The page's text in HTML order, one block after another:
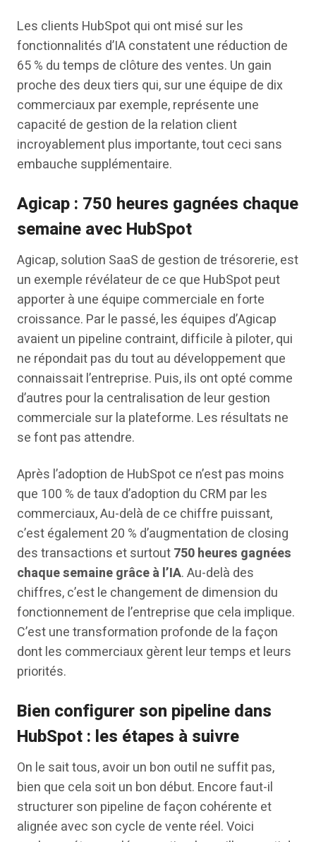
Les clients HubSpot qui ont misé sur les
fonctionnalités d’IA constatent une réduction de
65 % du temps de clôture des ventes. Un gain
proche des deux tiers qui, sur une équipe de dix
commerciaux par exemple, représente une
capacité de gestion de la relation client
incroyablement plus importante, tout ceci sans
embauche supplémentaire.
Agicap : 750 heures gagnées chaque
semaine avec HubSpot
Agicap, solution SaaS de gestion de trésorerie, est
un exemple révélateur de ce que HubSpot peut
apporter à une équipe commerciale en forte
croissance. Par le passé, les équipes d’Agicap
avaient un pipeline contraint, difficile à piloter, qui
ne répondait pas du tout au développement que
connaissait l’entreprise. Puis, ils ont opté comme
d’autres pour la centralisation de leur gestion
commerciale sur la plateforme. Les résultats ne
se font pas attendre.
Après l’adoption de HubSpot ce n’est pas moins
que 100 % de taux d’adoption du CRM par les
commerciaux, Au-delà de ce chiffre puissant,
c’est également 20 % d’augmentation de closing
des transactions et surtout750 heures gagnées
chaque semaine grâce à l’IA. Au-delà des
chiffres, c’est le changement de dimension du
fonctionnement de l’entreprise que cela implique.
C’est une transformation profonde de la façon
dont les commerciaux gèrent leur temps et leurs
priorités.
Bien configurer son pipeline dans
HubSpot : les étapes à suivre
On le sait tous, avoir un bon outil ne suffit pas,
bien que cela soit un bon début. Encore faut-il
structurer son pipeline de façon cohérente et
alignée avec son cycle de vente réel. Voici